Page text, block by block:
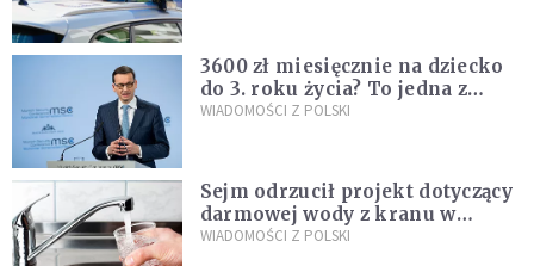
3600 zł miesięcznie na dziecko
do 3. roku życia? To jedna z
propozycji programu "Rozwój
WIADOMOŚCI Z POLSKI
Sejm odrzucił projekt dotyczący
darmowej wody z kranu w
restauracjach
WIADOMOŚCI Z POLSKI